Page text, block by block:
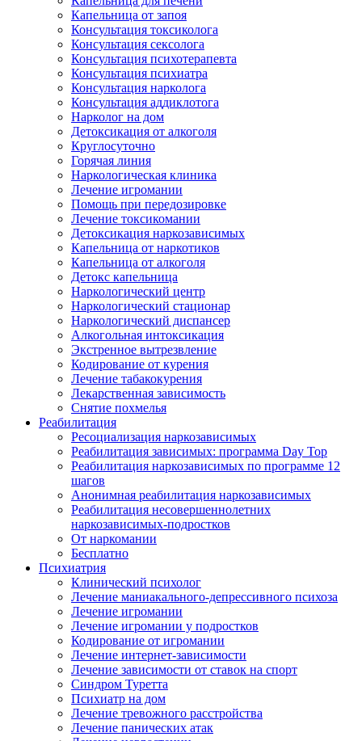
Капельница от запоя
Консультация токсиколога
Консультация сексолога
Консультация психотерапевта
Консультация психиатра
Консультация нарколога
Консультация аддиклотога
Нарколог на дом
Детоксикация от алкоголя
Круглосуточно
Горячая линия
Наркологическая клиника
Лечение игромании
Помощь при передозировке
Лечение токсикомании
Детоксикация наркозависимых
Капельница от наркотиков
Капельница от алкоголя
Детокс капельница
Наркологический центр
Наркологический стационар
Наркологический диспансер
Алкогольная интоксикация
Экстренное вытрезвление
Кодирование от курения
Лечение табакокурения
Лекарственная зависимость
Снятие похмелья
Реабилитация
Ресоциализация наркозависимых
Реабилитация зависимых: программа Day Top
Реабилитация наркозависимых по программе 12
шагов
Анонимная реабилитация наркозависимых
Реабилитация несовершеннолетних
наркозависимых-подростков
От наркомании
Бесплатно
Психиатрия
Клинический психолог
Лечение маниакального-депрессивного психоза
Лечение игромании
Лечение игромании у подростков
Кодирование от игромании
Лечение интернет-зависимости
Лечение зависимости от ставок на спорт
Синдром Туретта
Психиатр на дом
Лечение тревожного расстройства
Лечение панических атак